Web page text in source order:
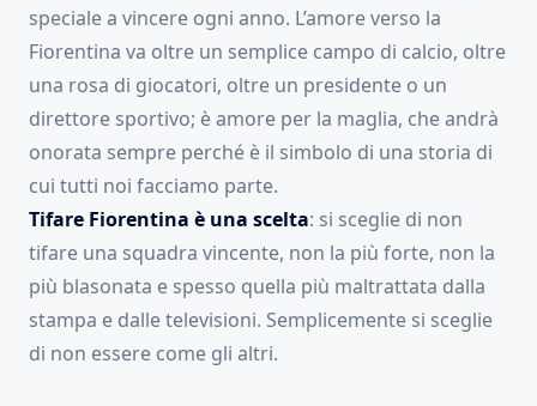
speciale a vincere ogni anno. L’amore verso la
Fiorentina va oltre un semplice campo di calcio, oltre
una rosa di giocatori, oltre un presidente o un
direttore sportivo; è amore per la maglia, che andrà
onorata sempre perché è il simbolo di una storia di
cui tutti noi facciamo parte.
Tifare Fiorentina è una scelta: si sceglie di non
tifare una squadra vincente, non la più forte, non la
più blasonata e spesso quella più maltrattata dalla
stampa e dalle televisioni. Semplicemente si sceglie
di non essere come gli altri.